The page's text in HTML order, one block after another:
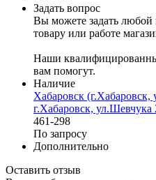
Задать вопрос
Вы можете задать
товару или работе
Наши
вам помогут.
Наличие
Хабаровск
г.Хабаровск, ул.Шевчука
461-298
По запросу
Дополнительно
Оставить отзыв